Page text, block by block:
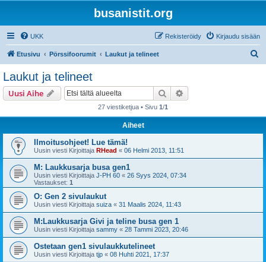
busanistit.org
UKK Kirjaudu sisään
Rekisteröidy
Etusivu Pörssifoorumit Laukut ja telineet
Laukut ja telineet
Uusi Aihe Etsi
27 viestiketjua • Sivu 1/1
Aiheet
Ilmoitusohjeet! Lue tämä!
Uusin viesti Kirjoittaja RHead « 06 Helmi 2013, 11:51
M: Laukkusarja busa gen1
Uusin viesti Kirjoittaja J-PH 60 « 26 Syys 2024, 07:34
Vastaukset: 1
O: Gen 2 sivulaukut
Uusin viesti Kirjoittaja suiza « 31 Maalis 2024, 11:43
M:Laukkusarja Givi ja teline busa gen 1
Uusin viesti Kirjoittaja sammy « 28 Tammi 2023, 20:46
Ostetaan gen1 sivulaukkutelineet
Uusin viesti Kirjoittaja tjp « 08 Huhti 2021, 17:37